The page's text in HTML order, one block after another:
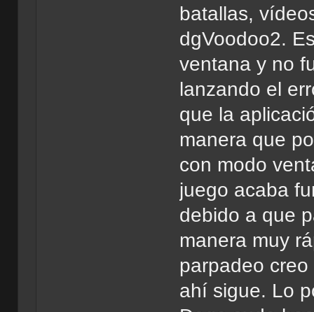
batallas,
dgVoodoo2.
ventana y no
lanzando el
que la
manera que
con modo
juego acaba
debido a que
manera muy
parpadeo
ahí sigue. Lo